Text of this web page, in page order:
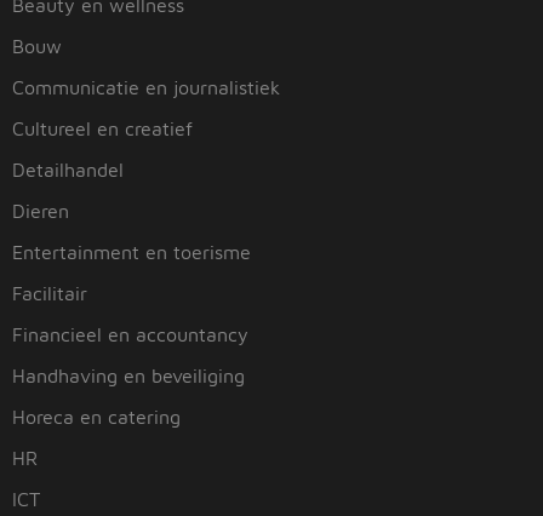
Beauty en wellness
Bouw
Communicatie en journalistiek
Cultureel en creatief
Detailhandel
Dieren
Entertainment en toerisme
Facilitair
Financieel en accountancy
Handhaving en beveiliging
Horeca en catering
HR
ICT